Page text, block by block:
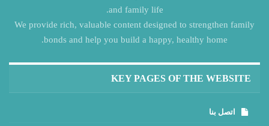
and family life.
We provide rich, valuable content designed to strengthen family
bonds and help you build a happy, healthy home.
KEY PAGES OF THE WEBSITE
اتصل بنا